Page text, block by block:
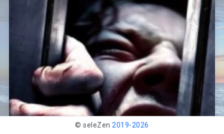
© seleZen2019-2026